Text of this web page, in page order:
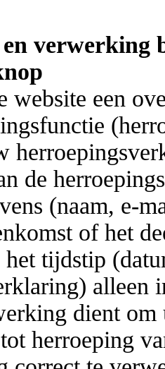
verwerking
website een
de
(naam, e-
of het
het tijdstip
alleen
dient
herroeping